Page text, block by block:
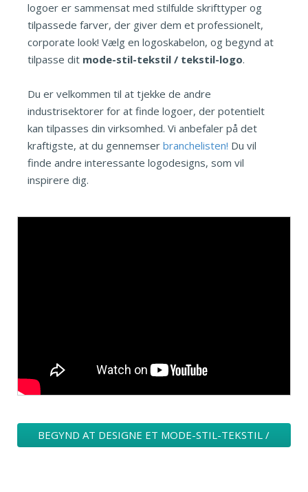
logoer er sammensat med stilfulde skrifttyper og
tilpassede farver, der giver dem et professionelt,
corporate look! Vælg en logoskabelon, og begynd at
tilpasse dit mode-stil-tekstil / tekstil-logo.
Du er velkommen til at tjekke de andre
industrisektorer for at finde logoer, der potentielt
kan tilpasses din virksomhed. Vi anbefaler på det
kraftigste, at du gennemser branchelisten! Du vil
finde andre interessante logodesigns, som vil
inspirere dig.
BEGYND AT DESIGNE ET MODE-STIL-TEKSTIL /